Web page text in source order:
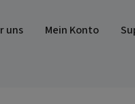
uns Mein Konto